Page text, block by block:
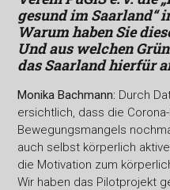
gesund im Saarland“
Warum haben Sie
Und aus welchen
das Saarland hierfür
Monika Bachmann: Durch
ersichtlich, dass die
Bewegungsmangels
auch selbst körperlich
die Motivation zum
Wir haben das Pilotprojekt